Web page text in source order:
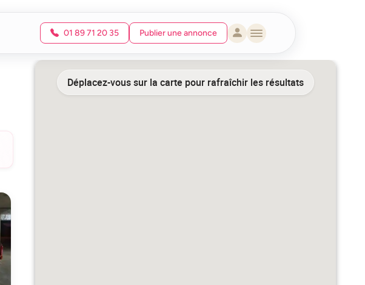
01 89 71 20 35 Publier une annonce
Déplacez-vous sur la carte pour rafraîchir les résultats